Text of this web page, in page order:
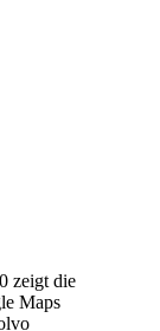
zeigt die
Maps